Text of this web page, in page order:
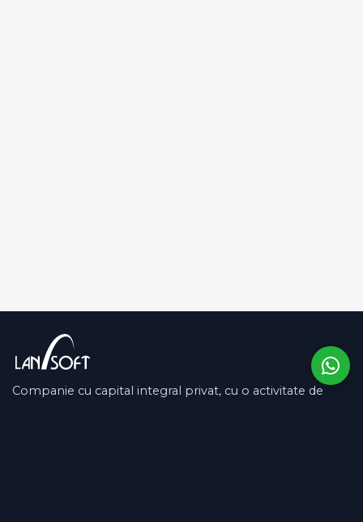
Companie cu capital integral privat, cu o activitate de